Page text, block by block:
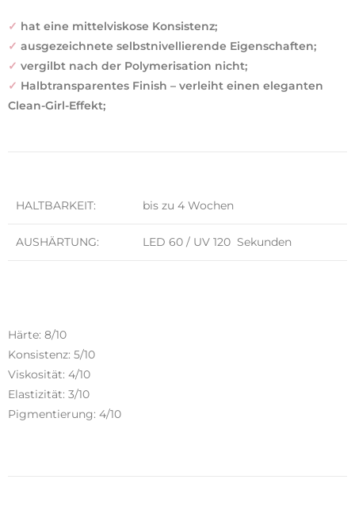
✓ hat eine mittelviskose Konsistenz;
✓ ausgezeichnete selbstnivellierende Eigenschaften;
✓ vergilbt nach der Polymerisation nicht;
✓ Halbtransparentes Finish – verleiht einen eleganten
Clean-Girl-Effekt;
HALTBARKEIT: bis zu 4 Wochen
AUSHÄRTUNG: LED 60 / UV 120 Sekunden
Härte: 8/10
Konsistenz: 5/10
Viskosität: 4/10
Elastizität: 3/10
Pigmentierung: 4/10